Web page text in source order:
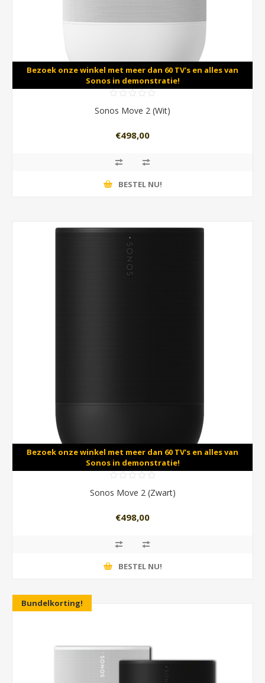
Bezoek onze winkel met meer dan 60 TV's en alles van
Sonos in demonstratie!
Sonos Move 2 (Wit)
€498,00
BESTEL NU!
Bezoek onze winkel met meer dan 60 TV's en alles van
Sonos in demonstratie!
Sonos Move 2 (Zwart)
€498,00
BESTEL NU!
Bundelkorting!